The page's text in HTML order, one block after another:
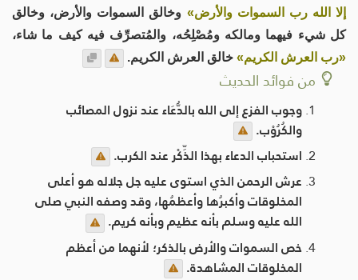
إلا الله رب السموات والأرض» وخالق السموات والأرض، وخالق
كل شيء فيهما ومالكه ومُصْلِحُه، والمُتصرِّف فيه كيف ما شاء،
«رب العرش الكريم» خالق العرش الكريم.
من فوائد الحديث
وجوب الفزع إلى الله بالدُّعَاء عند نزول المصائب
والكُرُوْب.
استحباب الدعاء بهذا الذِّكْر عند الكرب.
عرش الرحمن الذي استوى عليه جل جلاله هو أعلى
المخلوقات وأكبرُها وأعظمُها، وقد وصفه النبي صلى
الله عليه وسلم بأنه عظيم وبأنه كريم.
خص السموات والأرض بالذكر؛ لأنهما من أعظم
المخلوقات المشاهدة.